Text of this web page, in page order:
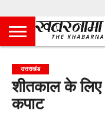
उत्तराखंड
शीतकाल के लिए
कपाट